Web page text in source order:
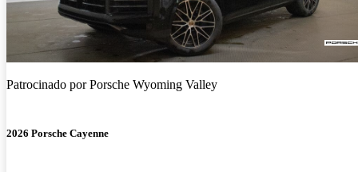
Patrocinado porPorsche Wyoming Valley
2026 Porsche Cayenne